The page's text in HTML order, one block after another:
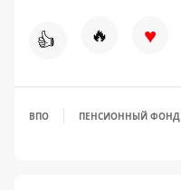
👍 🔥 ♥
ВПО ПЕНСИОННЫЙ ФОНД